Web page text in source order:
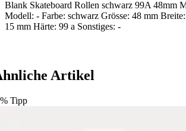
Blank Skateboard Rollen schwarz 99A 48mm
Modell: - Farbe: schwarz Grösse: 48 mm
15 mm Härte: 99 a Sonstiges: -
Artikel
% Tipp